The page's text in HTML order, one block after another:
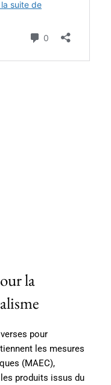
la
pour
les mesures
(MAEC),
produits issus du